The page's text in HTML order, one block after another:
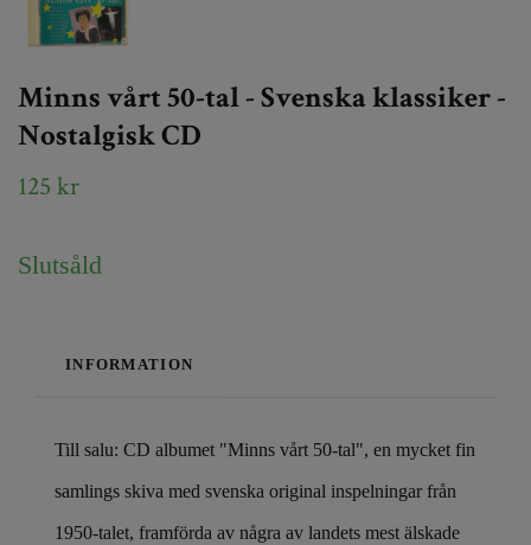
Minns vårt 50-tal - Svenska klassiker -
Nostalgisk CD
125 kr
Slutsåld
INFORMATION
Till salu: CD albumet "Minns vårt 50-tal", en mycket fin
samlings skiva med svenska original inspelningar från
1950-talet, framförda av några av landets mest älskade